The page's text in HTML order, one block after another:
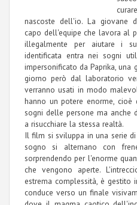
nascoste dell'io. La giovane
capo dell'equipe che lavora al
illegalmente per aiutare i
identificata entra nei sogni
impersonificato da Paprika, una
giorno però dal laboratorio
verranno usati in modo
hanno un potere enorme,
sogni delle persone ma
a risucchiare la stessa realtà.
Il film si sviluppa in una serie
sogno si alternano con
sorprendendo per l'enorme
che vengono aperte.
estrema complessità, è gestito
conduce verso un finale